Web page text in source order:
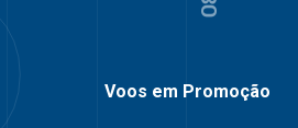
Voos em Promoção